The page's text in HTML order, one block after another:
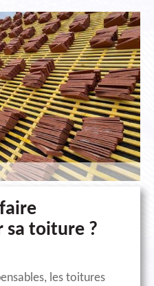
toiture ?
les toitures